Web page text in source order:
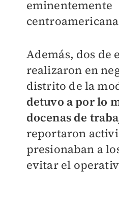
eminentemente
Además, dos de
realizaron en
distrito de la
detuvo a por lo
docenas de
reportaron
presionaban a
evitar el